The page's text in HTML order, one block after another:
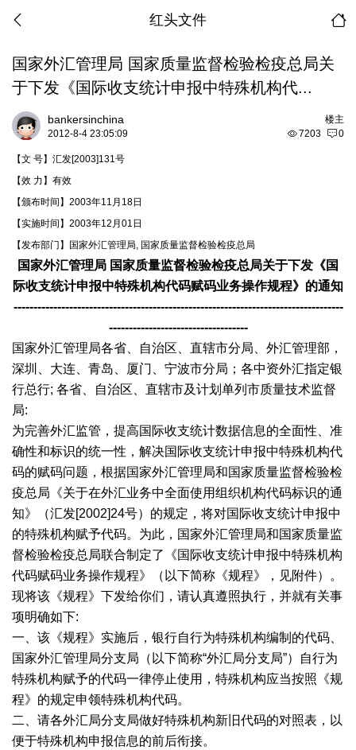
红头文件
国家外汇管理局 国家质量监督检验检疫总局关
于下发《国际收支统计申报中特殊机构代...
楼主
bankersinchina
7203 0
2012-8-4 23:05:09
【文 号】汇发[2003]131号
【效 力】有效
【颁布时间】 2003年11 月 18日
【实施时间】 2003年12 月 01 日
【发布部门】国家外汇管理局, 国家质量监督检验检疫总局
国家外汇管理局 国家质量监督检验检疫总局关于下发《国
际收支统计申报中特殊机构代码赋码业务操作规程》的通知
-----------------------------------------------------------------------------------
-----------------------------------
国家外汇管理局各省、自治区、直辖市分局、外汇管理部，
深圳、大连、青岛、厦门、宁波市分局；各中资外汇指定银
行总行; 各省、自治区、直辖市及计划单列市质量技术监督
局:
为完善外汇监管，提高国际收支统计数据信息的全面性、准
确性和标识的统一性，解决国际收支统计申报中特殊机构代
码的赋码问题，根据国家外汇管理局和国家质量监督检验检
疫总局《关于在外汇业务中全面使用组织机构代码标识的通
知》（汇发[2002]24号）的规定，将对国际收支统计申报中
的特殊机构赋予代码。为此，国家外汇管理局和国家质量监
督检验检疫总局联合制定了《国际收支统计申报中特殊机构
代码赋码业务操作规程》（以下简称《规程》，见附件）。
现将该《规程》下发给你们，请认真遵照执行，并就有关事
项明确如下:
一、该《规程》实施后，银行自行为特殊机构编制的代码、
国家外汇管理局分支局（以下简称“外汇局分支局”）自行为
特殊机构赋予的代码一律停止使用，特殊机构应当按照《规
程》的规定申领特殊机构代码。
二、请各外汇局分支局做好特殊机构新旧代码的对照表，以
便于特殊机构申报信息的前后衔接。